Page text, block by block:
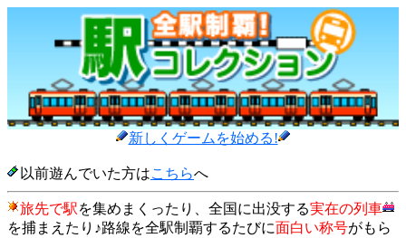
新しくゲームを始める!
以前遊んでいた方はこちらへ
旅先で駅を集めまくったり、全国に出没する実在の列車
を捕まえたり♪路線を全駅制覇するたびに面白い称号がもら